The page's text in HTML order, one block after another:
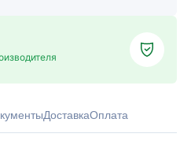
ДоставкаОплата